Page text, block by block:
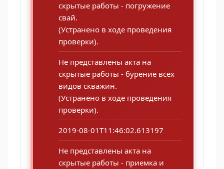
скрытые работы - погружение
свай.
(Устранено в ходе проведения
проверки).
Не представлены акта на
скрытые работы - бурение всех
видов скважин.
(Устранено в ходе проведения
проверки).
2019-08-01T11:46:02.613197
Не представлены акта на
скрытые работы - приемка и